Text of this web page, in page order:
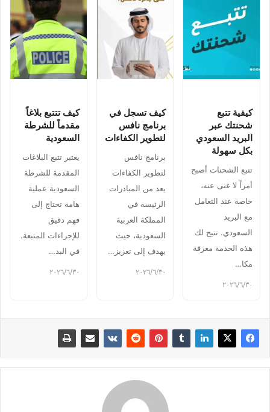
كيفية تتبع
شحنتك عبر
البريد السعودي
بكل سهولة
تتبع الشحنات أصبح
أمراً لا غنى عنه،
خاصة عند التعامل
مع البريد
السعودي. تتيح لك
هذه الخدمة معرفة
مكا…
٣٠‏/٦‏/٢٠٢٦
كيف تسجل في
برنامج نافس
لتطوير الكفاءات
برنامج نافس
لتطوير الكفاءات
يعد من المبادرات
الرئيسة في
المملكة العربية
السعودية، حيث
يهدف إلى تعزيز…
٣٠‏/٦‏/٢٠٢٦
كيف تتتبع بلاغاً
مقدماً للشرطة
السعودية
يعتبر تتبع البلاغات
المقدمة للشرطة
السعودية عملية
هامة تحتاج إلى
فهم دقيق
للإجراءات المتبعة.
في البد…
٣٠‏/٦‏/٢٠٢٦